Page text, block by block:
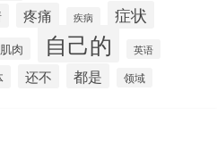
疼痛 疾病 症状
肌肉 自己的 英语
还不 都是 领域